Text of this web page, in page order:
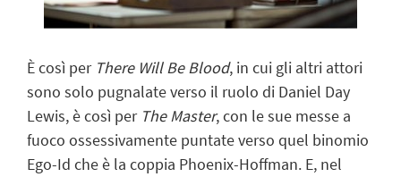
È così per There Will Be Blood, in cui gli altri attori
sono solo pugnalate verso il ruolo di Daniel Day
Lewis, è così per The Master, con le sue messe a
fuoco ossessivamente puntate verso quel binomio
Ego-Id che è la coppia Phoenix-Hoffman. E, nel